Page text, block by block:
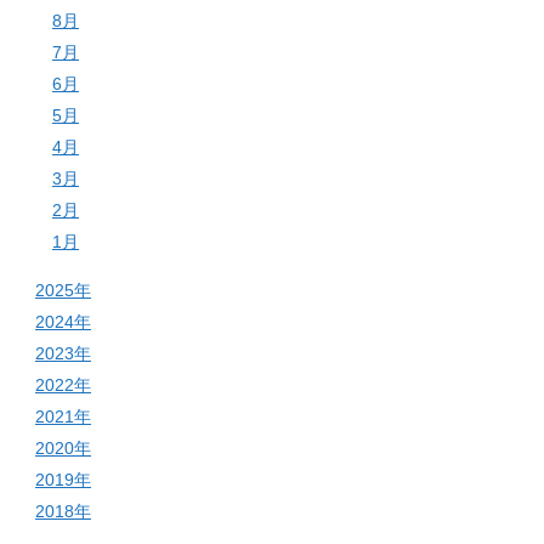
8月
7月
6月
5月
4月
3月
2月
1月
2025年
2024年
2023年
2022年
2021年
2020年
2019年
2018年